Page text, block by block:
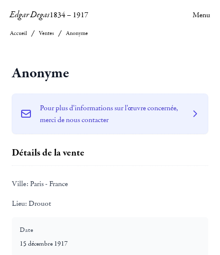
Edgar Degas1834– 1917 Menu
Accueil Ventes Anonyme
Anonyme
Pour plus d'informations sur l'œuvre concernée,
merci de nous contacter
Détails de la vente
Ville: Paris - France
Lieu: Drouot
Date
15 décembre 1917